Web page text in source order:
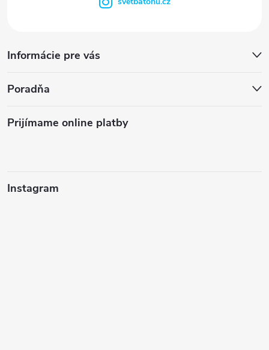
Informácie pre vás
Poradňa
Prijímame online platby
Instagram